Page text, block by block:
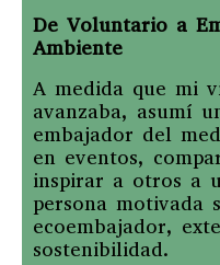
De Voluntario a
Ambiente
A medida que mi
avanzaba, asumí
embajador del
en eventos,
inspirar a otros a
persona motivada
ecoembajador,
sostenibilidad.